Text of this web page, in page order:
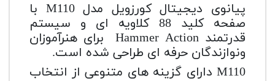
پیانوی دیجیتال کورزویل مدل M110 با
صفحه کلید 88 کلاویه ای و سیستم
قدرتمند Hammer Action برای هنرآموزان
ونوازندگان حرفه ای طراحی شده است.
M110 دارای گزینه های متنوعی از انتخاب